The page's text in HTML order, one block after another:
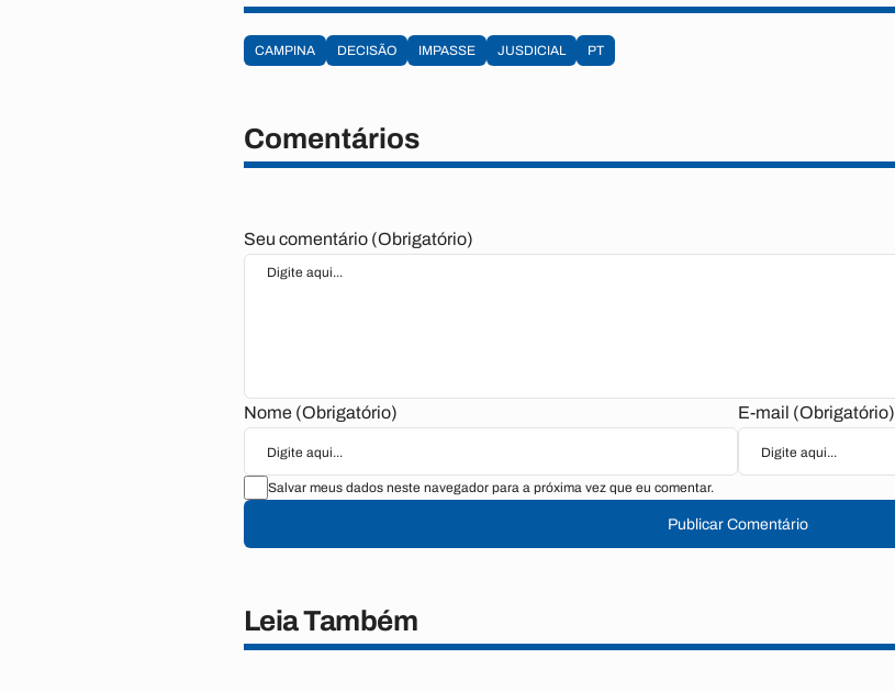
CAMPINA DECISÃO IMPASSE JUSDICIAL PT
Comentários
Seu comentário (Obrigatório)
Nome (Obrigatório) E-mail (Obrigatório)
Salvar meus dados neste navegador para a próxima vez que eu comentar.
Publicar Comentário
Leia Também